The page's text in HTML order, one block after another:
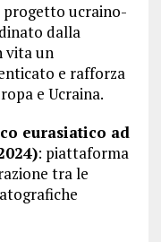
progetto ucraino-
dalla
vita un
e rafforza
e Ucraina.
eurasiatico ad
: piattaforma
tra le